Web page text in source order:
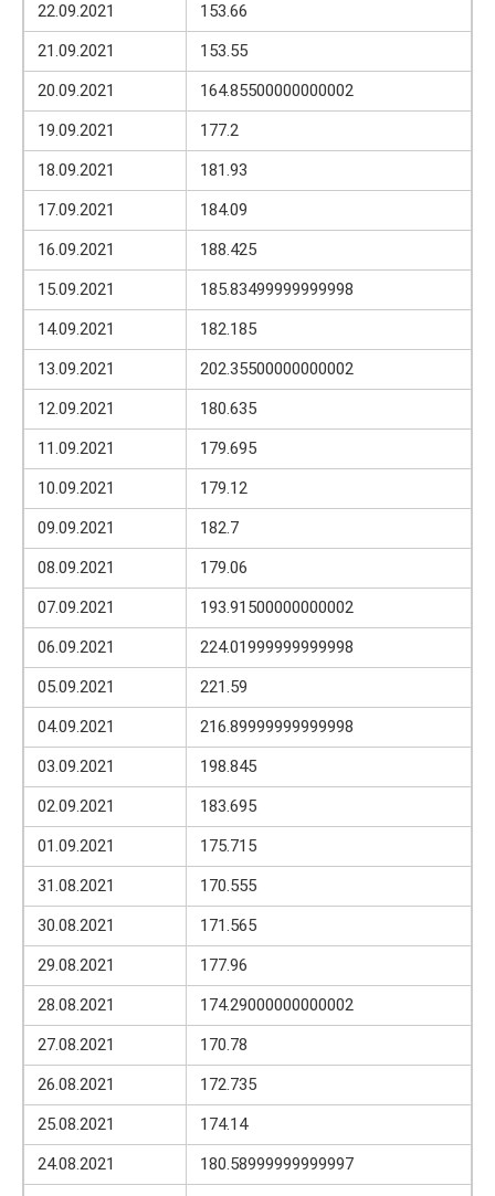
22.09.2021
153.66
21.09.2021
153.55
20.09.2021
164.85500000000002
19.09.2021
177.2
18.09.2021
181.93
17.09.2021
184.09
16.09.2021
188.425
15.09.2021
185.83499999999998
14.09.2021
182.185
13.09.2021
202.35500000000002
12.09.2021
180.635
11.09.2021
179.695
10.09.2021
179.12
09.09.2021
182.7
08.09.2021
179.06
07.09.2021
193.91500000000002
06.09.2021
224.01999999999998
05.09.2021
221.59
04.09.2021
216.89999999999998
03.09.2021
198.845
02.09.2021
183.695
01.09.2021
175.715
31.08.2021
170.555
30.08.2021
171.565
29.08.2021
177.96
28.08.2021
174.29000000000002
27.08.2021
170.78
26.08.2021
172.735
25.08.2021
174.14
24.08.2021
180.58999999999997